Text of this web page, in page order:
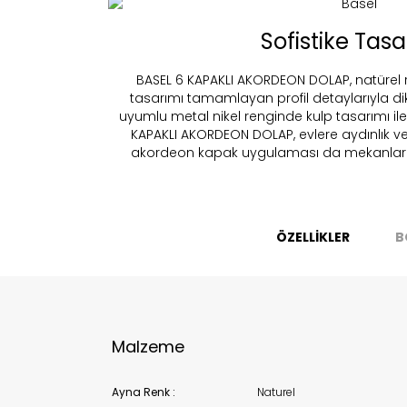
Sofistike
BASEL 6 KAPAKLI AKORDEON DOLAP,
tasarımı tamamlayan profil detaylarıyla
uyumlu metal nikel renginde kulp tasarımı ile
KAPAKLI AKORDEON DOLAP, evlere
akordeon kapak uygulaması da
ÖZELLİKLER
Malzeme
Ayna Renk :
Naturel
Bu